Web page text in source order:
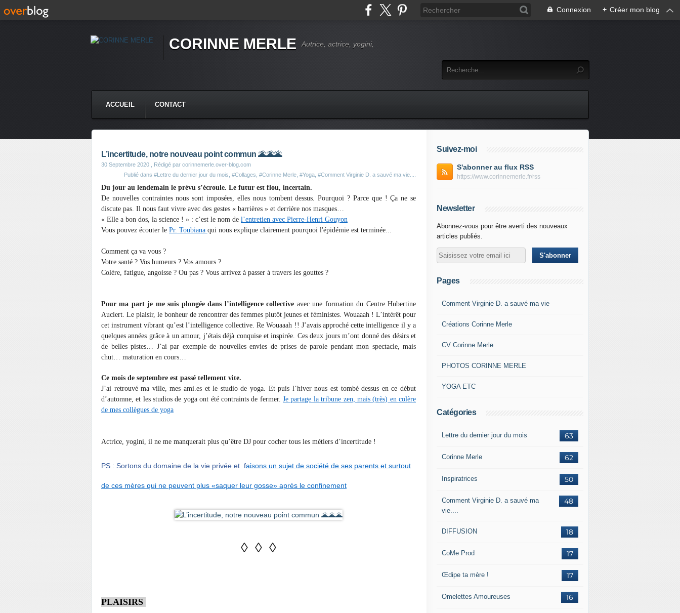
Connexion + Créer mon blog
CORINNE MERLE Autrice, actrice, yogini,
ACCUEIL CONTACT
L’incertitude, notre nouveau point commun 🌋🌋🌋
30 Septembre 2020 , Rédigé par corinnemerle.over-blog.com
Publié dans #Lettre du dernier jour du mois #Collages #Corinne Merle #Yoga #Comment Virginie D. a sauvé ma vie....
Du jour au lendemain le prévu s’écroule. Le futur est flou, incertain.
De nouvelles contraintes nous sont imposées, elles nous tombent dessus. Pourquoi ? Parce que ! Ça ne se
discute pas. Il nous faut vivre avec des gestes « barrières » et derrière nos masques…
« Elle a bon dos, la science ! » : c’est le nom de l’entretien avec Pierre-Henri Gouyon
Vous pouvez écouter le Pr. Toubiana qui nous explique clairement pourquoi l'épidémie est terminée...
Comment ça va vous ?
Votre santé ? Vos humeurs ? Vos amours ?
Colère, fatigue, angoisse ? Ou pas ? Vous arrivez à passer à travers les gouttes ?
Pour ma part je me suis plongée dans l’intelligence collective avec une formation du Centre Hubertine
Auclert. Le plaisir, le bonheur de rencontrer des femmes plutôt jeunes et féministes. Wouaaah ! L’intérêt pour
cet instrument vibrant qu’est l’intelligence collective. Re Wouaaah !! J’avais approché cette intelligence il y a
quelques années grâce à un amour, j’étais déjà conquise et inspirée. Ces deux jours m’ont donné des désirs et
de belles pistes… J’ai par exemple de nouvelles envies de prises de parole pendant mon spectacle, mais
chut… maturation en cours…
Ce mois de septembre est passé tellement vite.
J’ai retrouvé ma ville, mes ami.es et le studio de yoga. Et puis l’hiver nous est tombé dessus en ce début
d’automne, et les studios de yoga ont été contraints de fermer.Je partage la tribune zen, mais (très) en colère
de mes collègues de yoga
Actrice, yogini, il ne me manquerait plus qu’être DJ pour cocher tous les métiers d’incertitude !
PS : Sortons du domaine de la vie privée et faisons un sujet de société de ses parents et surtout
de ces mères qui ne peuvent plus «saquer leur gosse» après le confinement
◊ ◊ ◊
PLAISIRS
Suivez-moi
S'abonner au flux RSS
https://www.corinnemerle.fr/rss
Newsletter
Abonnez-vous pour être averti des nouveaux
articles publiés.
Pages
Comment Virginie D. a sauvé ma vie
Créations Corinne Merle
CV Corinne Merle
PHOTOS CORINNE MERLE
YOGA ETC
Catégories
63
Lettre du dernier jour du mois
62
Corinne Merle
50
Inspiratrices
48
Comment Virginie D. a sauvé ma
vie....
18
DIFFUSION
17
CoMe Prod
17
Œdipe ta mère !
16
Omelettes Amoureuses